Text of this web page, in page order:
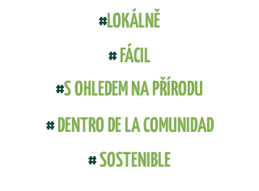
#LOKÁLNĚ
# FÁCIL
#S OHLEDEM NA PŘÍRODU
#DENTRO DE LA COMUNIDAD
#SOSTENIBLE